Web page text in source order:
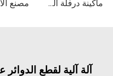
ماكينة درفلة الطرق الهزازة 300 كجم، معدات هزازة للطرق
آلة آلية لقطع